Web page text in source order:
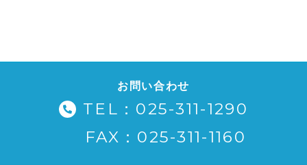
お問い合わせ
TEL：025-311-1290
FAX：025-311-1160